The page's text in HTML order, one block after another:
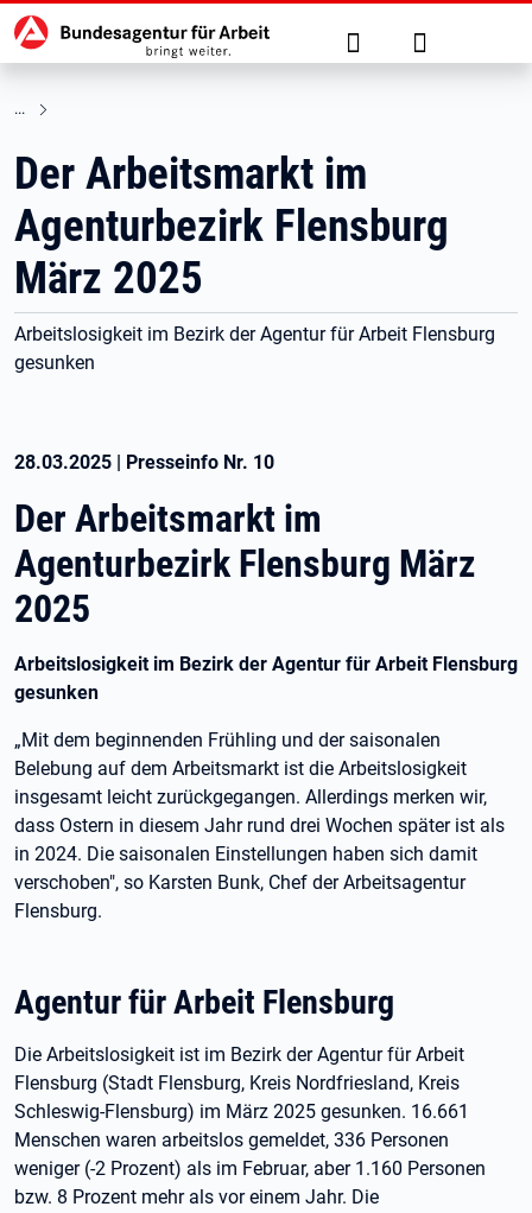
zu den Hauptinhalten springen
Hauptnavigation Suche Anmelden
Der Arbeitsmarkt im
Agenturbezirk Flensburg
März 2025
Arbeitslosigkeit im Bezirk der Agentur für Arbeit Flensburg
gesunken
28.03.2025 | Presseinfo Nr. 10
Der Arbeitsmarkt im
Agenturbezirk Flensburg März
2025
Arbeitslosigkeit im Bezirk der Agentur für Arbeit Flensburg
gesunken
„Mit dem beginnenden Frühling und der saisonalen
Belebung auf dem Arbeitsmarkt ist die Arbeitslosigkeit
insgesamt leicht zurückgegangen. Allerdings merken wir,
dass Ostern in diesem Jahr rund drei Wochen später ist als
in 2024. Die saisonalen Einstellungen haben sich damit
verschoben", so Karsten Bunk, Chef der Arbeitsagentur
Flensburg.
Agentur für Arbeit Flensburg
Die Arbeitslosigkeit ist im Bezirk der Agentur für Arbeit
Flensburg (Stadt Flensburg, Kreis Nordfriesland, Kreis
Schleswig-Flensburg) im März 2025 gesunken. 16.661
Menschen waren arbeitslos gemeldet, 336 Personen
weniger (-2 Prozent) als im Februar, aber 1.160 Personen
bzw. 8 Prozent mehr als vor einem Jahr. Die